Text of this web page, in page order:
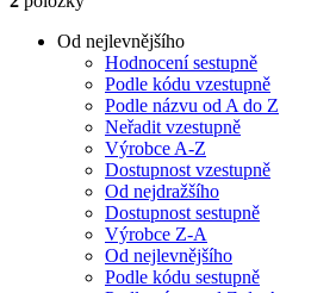
Od nejlevnějšího
Hodnocení sestupně
Podle kódu vzestupně
Podle názvu od A do Z
Neřadit vzestupně
Výrobce A-Z
Dostupnost vzestupně
Od nejdražšího
Dostupnost sestupně
Výrobce Z-A
Od nejlevnějšího
Podle kódu sestupně